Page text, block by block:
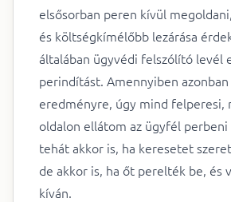
elsősorban peren kívül
és költségkímélőbb lezárása
általában ügyvédi felszólító levél
perindítást. Amennyiben
eredményre, úgy mind felperesi,
oldalon ellátom az ügyfél
tehát akkor is, ha keresetet
de akkor is, ha őt perelték be, és
kíván.